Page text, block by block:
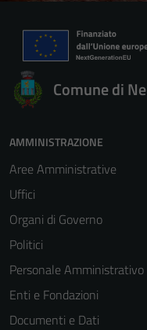
Comune di Ne
AMMINISTRAZIONE
Aree Amministrative
Uffici
Organi di Governo
Politici
Personale Amministrativo
Enti e Fondazioni
Documenti e Dati